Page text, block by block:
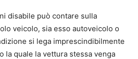
disabile può contare sulla
veicolo, sia esso autoveicolo o
si lega imprescindibilmente
la quale la vettura stessa venga